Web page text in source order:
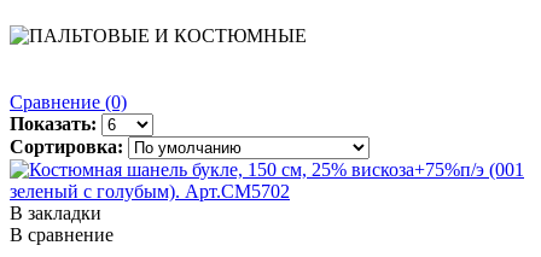
Сравнение (0)
Показать:
Сортировка:
В закладки
В сравнение